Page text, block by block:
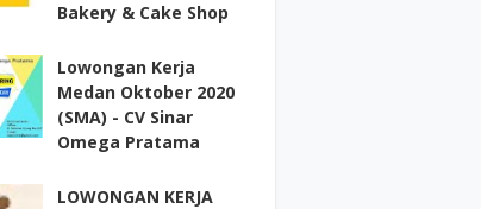
Bakery & Cake Shop
Lowongan Kerja
Medan Oktober 2020
(SMA) - CV Sinar
Omega Pratama
LOWONGAN KERJA